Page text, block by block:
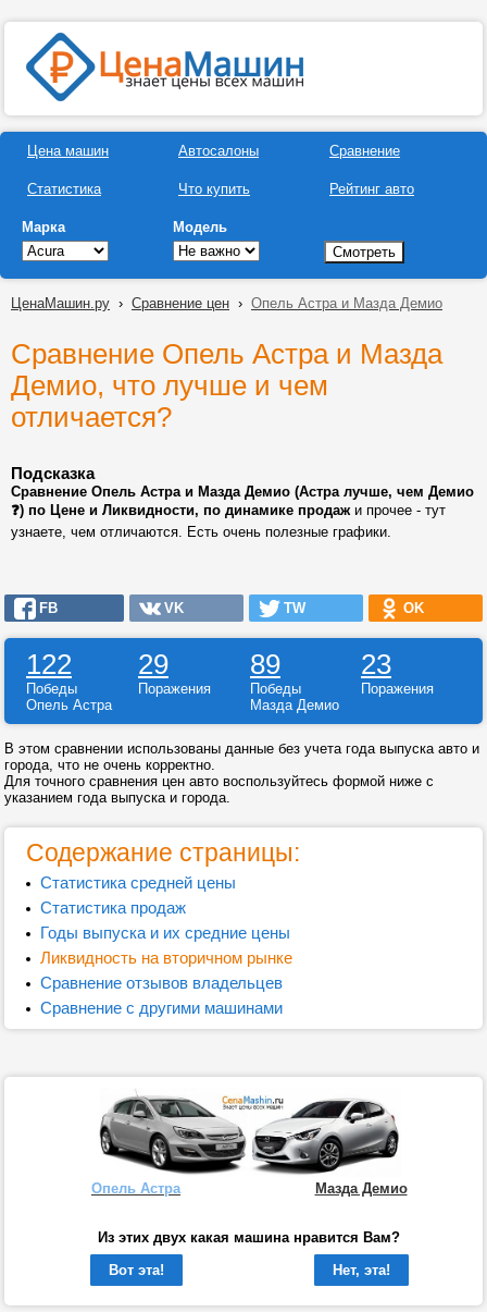
Цена машин
Статистика
Автосалоны
Что купить
Сравнение
Рейтинг авто
Марка Модель
ЦенаМашин.ру › Сравнение цен › Опель Астра и Мазда Демио
Сравнение Опель Астра и Мазда
Демио, что лучше и чем
отличается?
Подсказка
Сравнение Опель Астра и Мазда Демио (Астра лучше, чем Демио
❓) по Цене и Ликвидности, по динамике продажи прочее - тут
узнаете, чем отличаются. Есть очень полезные графики.
FB VK TW OK
122 29 89 23
Победы Поражения Победы
Поражения
Опель Астра
Мазда Демио
В этом сравнении использованы данные без учета года выпуска авто и
города, что не очень корректно.
Для точного сравнения цен авто воспользуйтесь формой ниже с
указанием года выпуска и города.
Содержание страницы:
Статистика средней цены
Статистика продаж
Годы выпуска и их средние цены
Ликвидность на вторичном рынке
Сравнение отзывов владельцев
Сравнение с другими машинами
Опель Астра Мазда Демио
Из этих двух какая машина нравится Вам?
Вот эта!
Нет, эта!